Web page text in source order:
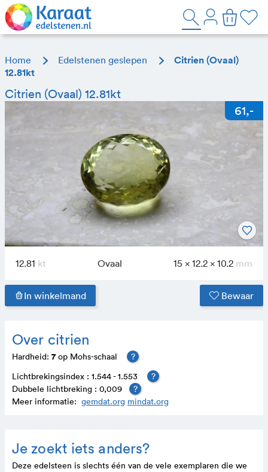
Home Edelstenen geslepen
Citrien (Ovaal)
12.81kt
Citrien (Ovaal) 12.81kt
12.81 Ovaal 15 x 12.2 x 10.2
In winkelmand Bewaar
Over citrien
Hardheid: 7 op Mohs-schaal
?
Lichtbrekingsindex : 1.544 - 1.553
?
Dubbele lichtbreking : 0,009
?
Meer informatie: gemdat.org mindat.org
Je zoekt iets anders?
Deze edelsteen is slechts één van de vele exem­plaren die we